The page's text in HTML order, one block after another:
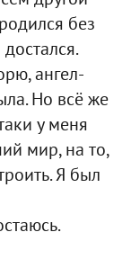
без
ангел-
Но всё же
у меня
мир, на то,
Я был